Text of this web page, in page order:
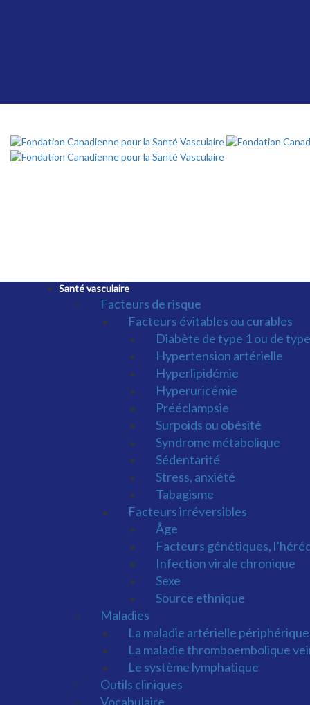
Santé vasculaire
Facteurs de risque
Facteurs évitables ou curables
Diabète de type 1 ou de
Hypertension artérielle
Hyperlipidémie
Hyperuricémie
Prééclampsie
Surpoids ou obésité
Syndrome métabolique
Sédentarité
Stress, anxiété
Tabagisme
Facteurs irréversibles
Âge
Facteurs génétiques,
Infection virale chronique
Sexe
Source ethnique
Maladies
La maladie artérielle périphérique
La maladie thromboembolique
Le système lymphatique
Outils cliniques
Vocabulaire